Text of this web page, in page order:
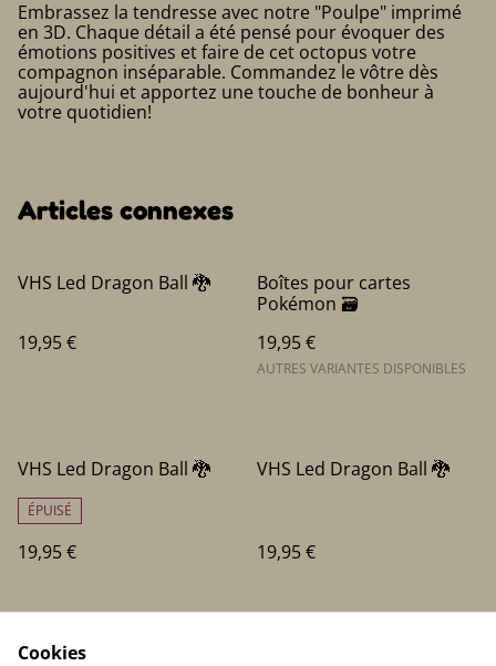
Embrassez la tendresse avec notre "Poulpe" imprimé
en 3D. Chaque détail a été pensé pour évoquer des
émotions positives et faire de cet octopus votre
compagnon inséparable. Commandez le vôtre dès
aujourd'hui et apportez une touche de bonheur à
votre quotidien!
Articles connexes
VHS Led Dragon Ball 🐉
19,95 €
Boîtes pour cartes
Pokémon 🗃️
19,95 €
AUTRES VARIANTES DISPONIBLES
VHS Led Dragon Ball 🐉
ÉPUISÉ
19,95 €
VHS Led Dragon Ball 🐉
19,95 €
Cookies